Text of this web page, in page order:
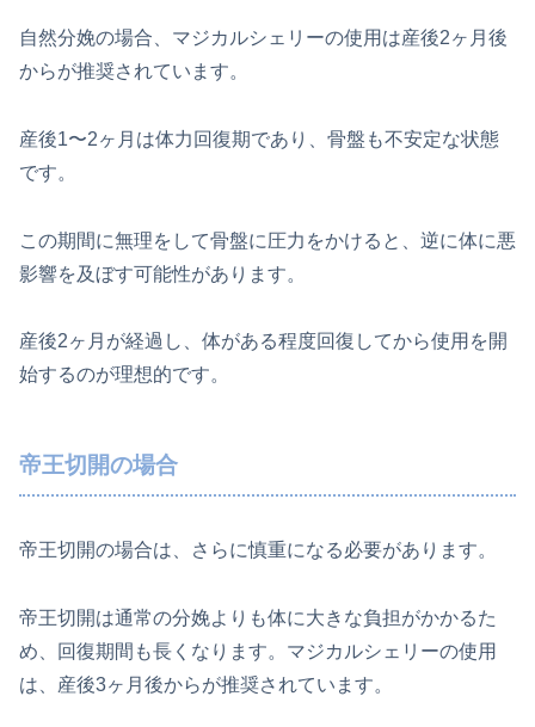
自然分娩の場合、マジカルシェリーの使用は産後2ヶ月後
からが推奨されています。
産後1〜2ヶ月は体力回復期であり、骨盤も不安定な状態
です。
この期間に無理をして骨盤に圧力をかけると、逆に体に悪
影響を及ぼす可能性があります。
産後2ヶ月が経過し、体がある程度回復してから使用を開
始するのが理想的です。
帝王切開の場合
帝王切開の場合は、さらに慎重になる必要があります。
帝王切開は通常の分娩よりも体に大きな負担がかかるた
め、回復期間も長くなります。マジカルシェリーの使用
は、産後3ヶ月後からが推奨されています。